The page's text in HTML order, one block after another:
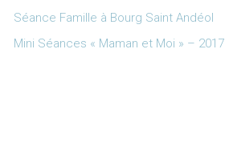
Séance Famille à Bourg Saint Andéol
Mini Séances « Maman et Moi » – 2017